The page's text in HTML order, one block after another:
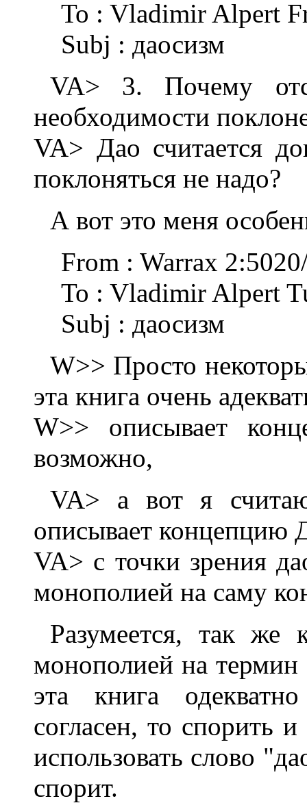
To : Vladimir Alpert
Subj : даосизм
VA> 3. Почему
необходимости
VA> Дао считается
поклоняться не надо?
А вот это меня
From : Warrax
To : Vladimir Alpert
Subj : даосизм
W>> Просто
эта книга очень
W>> описывает
возможно,
VA> а вот я
описывает концепцию
VA> с точки зрения
монополией на саму
Разумеется, так же
монополией на
эта книга
согласен, то спорить
использовать слово
спорит.